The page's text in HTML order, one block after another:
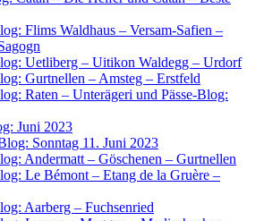
Flims Wald­haus – Ver­sam-Safien –
Uet­li­berg – Uiti­kon Wald­egg – Urdorf
Gurt­nel­len – Amsteg – Erstfeld
Raten – Unterä­ge­ri und Päs­se-Blog:
Juni 2023
Sonn­tag 11. Juni 2023
Ander­matt – Gösche­nen – Gurtnellen
Le Bémont – Etang de la Gruè­re –
Aar­berg – Fuchsenried